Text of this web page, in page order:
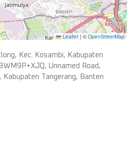
Leaflet | ©OpenStreetMap
Kec. Kosambi, Kabupaten
Unnamed Road,
Kabupaten Tangerang, Banten